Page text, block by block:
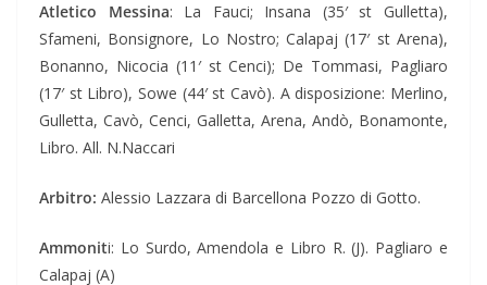
Atletico Messina: La Fauci; Insana (35′ st Gulletta),
Sfameni, Bonsignore, Lo Nostro; Calapaj (17′ st Arena),
Bonanno, Nicocia (11′ st Cenci); De Tommasi, Pagliaro
(17′ st Libro), Sowe (44′ st Cavò). A disposizione: Merlino,
Gulletta, Cavò, Cenci, Galletta, Arena, Andò, Bonamonte,
Libro. All. N.Naccari
Arbitro: Alessio Lazzara di Barcellona Pozzo di Gotto.
Ammoniti: Lo Surdo, Amendola e Libro R. (J). Pagliaro e
Calapaj (A)